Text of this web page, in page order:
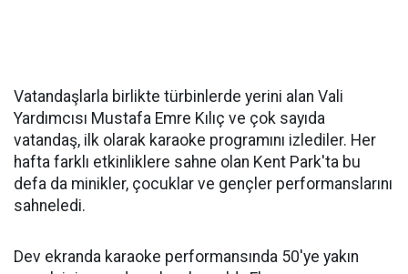
Vatandaşlarla birlikte türbinlerde yerini alan Vali
Yardımcısı Mustafa Emre Kılıç ve çok sayıda
vatandaş, ilk olarak karaoke programını izlediler. Her
hafta farklı etkinliklere sahne olan Kent Park'ta bu
defa da minikler, çocuklar ve gençler performanslarını
sahneledi.
Dev ekranda karaoke performansında 50'ye yakın